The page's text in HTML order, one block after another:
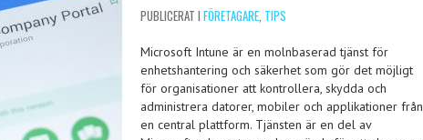
PUBLICERAT I FÖRETAGARE, TIPS
Microsoft Intune är en molnbaserad tjänst för
enhetshantering och säkerhet som gör det möjligt
för organisationer att kontrollera, skydda och
administrera datorer, mobiler och applikationer från
en central plattform. Tjänsten är en del av